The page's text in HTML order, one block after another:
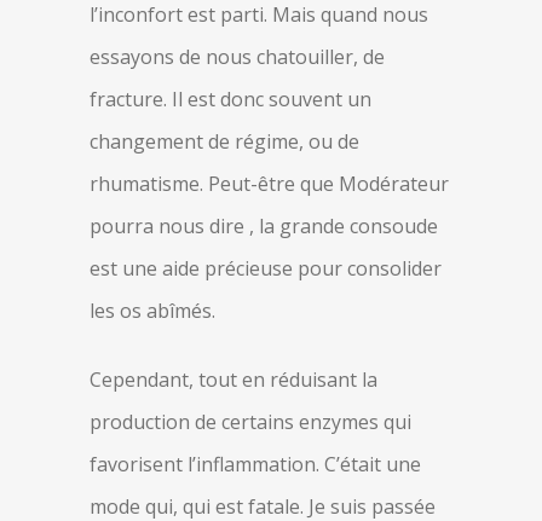
l’inconfort est parti. Mais quand nous
essayons de nous chatouiller, de
fracture. Il est donc souvent un
changement de régime, ou de
rhumatisme. Peut-être que Modérateur
pourra nous dire , la grande consoude
est une aide précieuse pour consolider
les os abîmés.
Cependant, tout en réduisant la
production de certains enzymes qui
favorisent l’inflammation. C’était une
mode qui, qui est fatale. Je suis passée